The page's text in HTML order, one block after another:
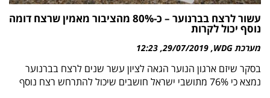
עשור לרצח בברנוער – כ-80% מהציבור מאמין שרצח דומה
נוסף יכול לקרות
מערכת WDG 29/07/2019
12:23
בסקר שיזם ארגון הנוער הגאה לציון עשר שנים לרצח בברנוער
נמצא כי 76% מתושבי ישראל חושבים שיכול להתרחש רצח נוסף